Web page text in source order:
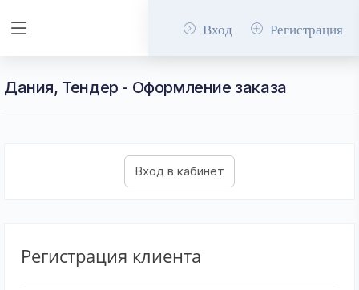
Вход Регистрация
Дания, Тендер - Оформление заказа
Регистрация клиента